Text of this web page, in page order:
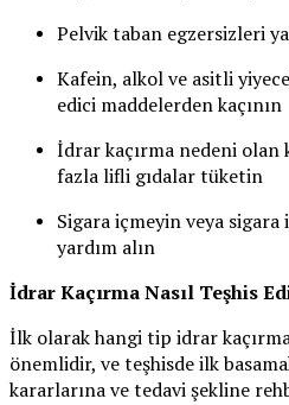
Pelvik taban egzersizleri
Kafein, alkol ve asitli
edici maddelerden kaçının
İdrar kaçırma nedeni olan
fazla lifli gıdalar tüketin
Sigara içmeyin veya sigara
yardım alın
İdrar Kaçırma Nasıl Teşhis
İlk olarak hangi tip idrar
önemlidir, ve teşhisde ilk
kararlarına ve tedavi şekline